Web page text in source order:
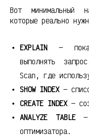
Вот минимальный
которые реально
EXPLAIN —
выполнять
Scan, где
SHOW INDEX—
CREATE INDEX—
ANALYZE TABLE—
оптимизатора.